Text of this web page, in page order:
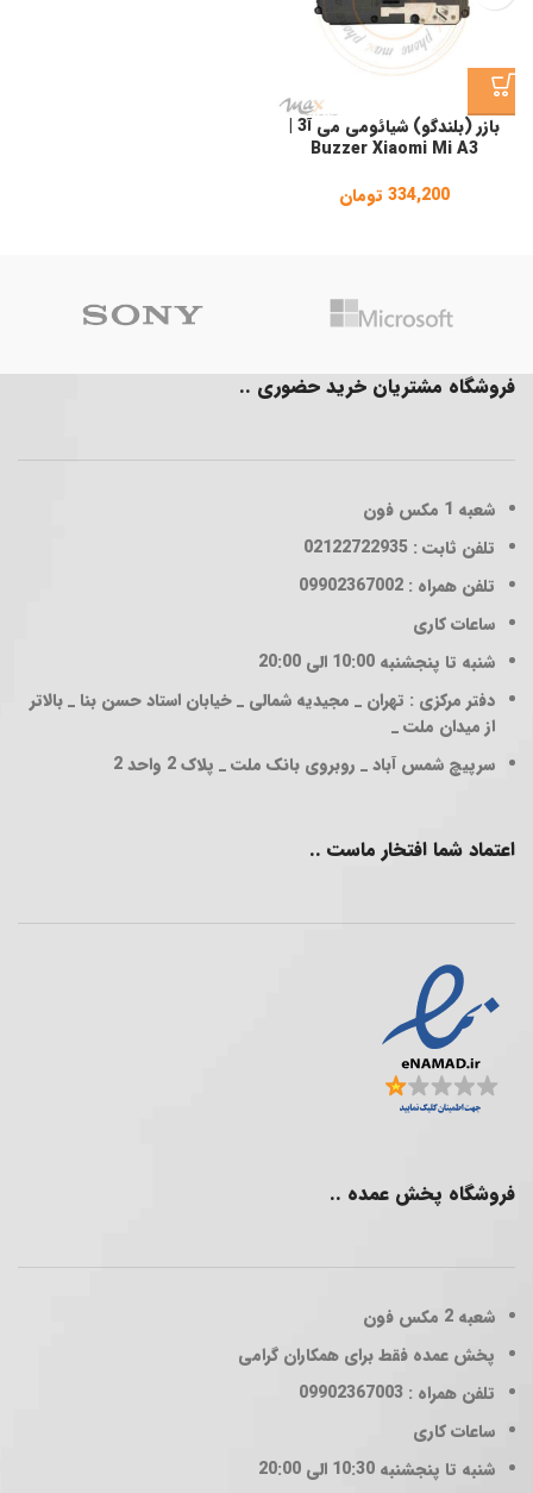
بازر (بلندگو) شیائومی می آ3 |
Buzzer Xiaomi Mi A3
334,200 تومان
فروشگاه مشتریان خرید حضوری ..
شعبه 1
مکس فون
تلفن ثابت : 02122722935
تلفن همراه : 09902367002
ساعات کاری
شنبه تا پنجشنبه 10:00 الی 20:00
دفتر مرکزی : تهران _ مجیدیه شمالی _ خیابان استاد حسن بنا _ بالاتر
از میدان ملت _
سرپیچ شمس آباد _ روبروی بانک ملت _ پلاک 2 واحد 2
اعتماد شما افتخار ماست ..
فروشگاه پخش عمده ..
شعبه 2
مکس فون
پخش عمده فقط برای همکاران گرامی
تلفن همراه : 09902367003
ساعات کاری
شنبه تا پنجشنبه 10:30 الی 20:00